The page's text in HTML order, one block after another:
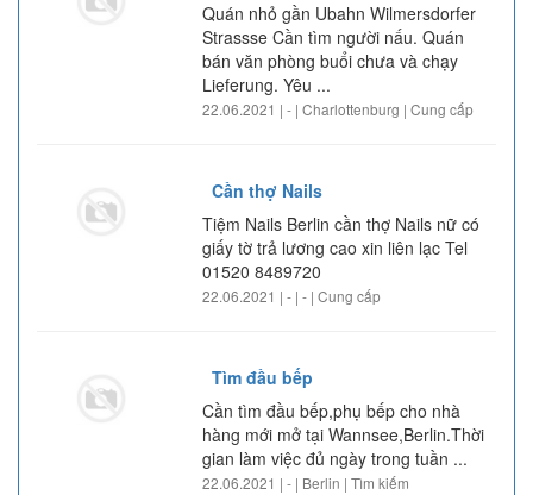
Quán nhỏ gần Ubahn Wilmersdorfer
Strassse Cần tìm người nấu. Quán
bán văn phòng buổi chưa và chạy
Lieferung. Yêu ...
22.06.2021 | - | Charlottenburg | Cung cấp
Cần thợ Nails
Tiệm Nails Berlin cần thợ Nails nữ có
giấy tờ trả lương cao xin liên lạc Tel
01520 8489720
22.06.2021 | - | - | Cung cấp
Tìm đầu bếp
Cần tìm đầu bếp,phụ bếp cho nhà
hàng mới mở tại Wannsee,Berlin.Thời
gian làm việc đủ ngày trong tuần ...
22.06.2021 | - | Berlin | Tìm kiếm